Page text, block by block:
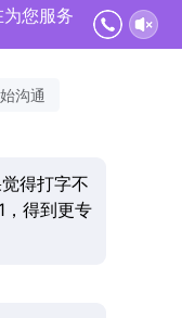
您服务
沟通
得打字不
得到更专